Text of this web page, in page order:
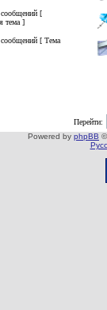
[
тема ]
[ Тема
Перейти:
Powered by phpBB